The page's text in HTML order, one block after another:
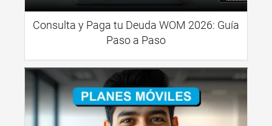
Consulta y Paga tu Deuda WOM 2026: Guía
Paso a Paso